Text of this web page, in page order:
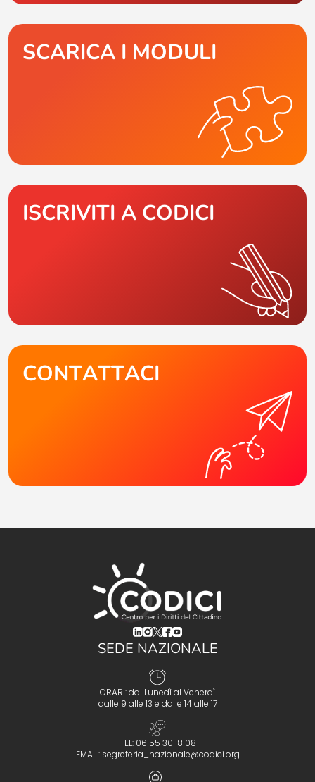
SCARICA I MODULI
ISCRIVITI A CODICI
CONTATTACI
(opens in a new tab)
(opens in a new tab)
(opens in a new tab)
(opens in a new tab)
(opens in a new tab)
SEDE NAZIONALE
ORARI: dal Lunedì al Venerdì
dalle 9 alle 13 e dalle 14 alle 17
TEL: 06 55 30 18 08
EMAIL: segreteria_nazionale@codici.org